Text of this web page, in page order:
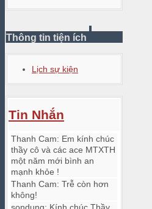
Thông tin tiện ích
Lịch sự kiện
Tin Nhắn
Thanh Cam: Em kính chúc
thầy cô và các ace MTXTH
một năm mới bình an
mạnh khỏe !
Thanh Cam: Trễ còn hơn
không!